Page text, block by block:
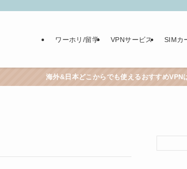
ワーホリ/留学 VPNサービス SIMカ
海外&日本どこからでも使えるおすすめVPNはこちら！